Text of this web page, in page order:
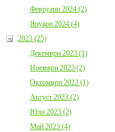
Февруари 2024 (2)
Януари 2024 (4)
2023 (25)
Декември 2023 (1)
Ноември 2023 (2)
Октомври 2023 (1)
Август 2023 (2)
Юли 2023 (2)
Май 2023 (4)